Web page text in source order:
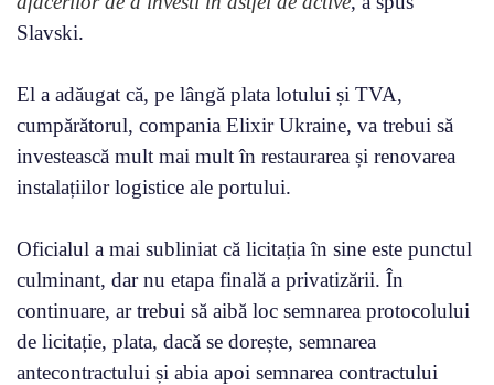
Slavski.
El a adăugat că, pe lângă plata lotului și TVA,
cumpărătorul, compania Elixir Ukraine, va trebui să
investească mult mai mult în restaurarea și renovarea
instalațiilor logistice ale portului.
Oficialul a mai subliniat că licitația în sine este punctul
culminant, dar nu etapa finală a privatizării. În
continuare, ar trebui să aibă loc semnarea protocolului
de licitație, plata, dacă se dorește, semnarea
antecontractului și abia apoi semnarea contractului